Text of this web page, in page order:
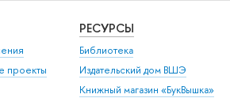
проекты
РЕСУРСЫ
Библиотека
Издательский дом ВШЭ
Книжный магазин «БукВышка»